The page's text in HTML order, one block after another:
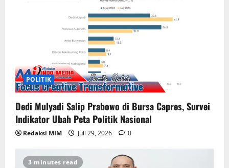
POLITIK
Dedi Mulyadi Salip Prabowo di Bursa Capres, Survei
Indikator Ubah Peta Politik Nasional
Redaksi MIM Juli 29, 2026 0
3 minutes read